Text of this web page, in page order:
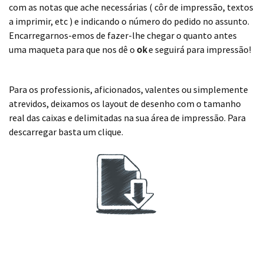
com as notas que ache necessárias ( côr de impressão, textos
a imprimir, etc ) e indicando o número do pedido no assunto.
Encarregarnos-emos de fazer-lhe chegar o quanto antes
uma maqueta para que nos dê o oke seguirá para impressão!
Para os professionis, aficionados, valentes ou simplemente
atrevidos, deixamos os layout de desenho com o tamanho
real das caixas e delimitadas na sua área de impressão. Para
descarregar basta um clique.